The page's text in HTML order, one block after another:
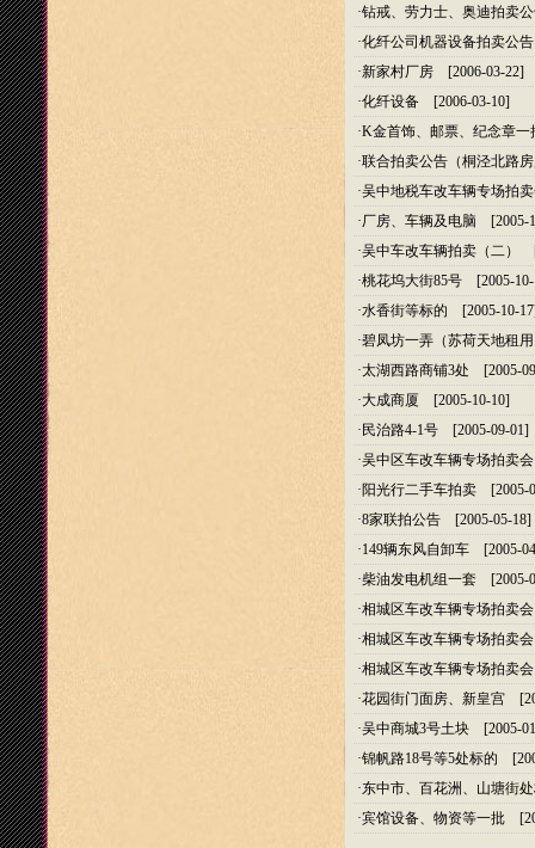
·钻戒、劳力士、奥迪拍卖
·化纤公司机器设备拍卖公告
·新家村厂房 [2006-03-22]
·化纤设备 [2006-03-10]
·K金首饰、邮票、纪念章一
·联合拍卖公告（桐泾北路
·吴中地税车改车辆专场拍
·厂房、车辆及电脑 [2005-
·吴中车改车辆拍卖（二）
·桃花坞大街85号 [2005-
·水香街等标的 [2005-10-
·碧凤坊一弄（苏荷天地租
·太湖西路商铺3处 [2005-
·大成商厦 [2005-10-10]
· 民治路4-1号 [2005-09-01]
·吴中区车改车辆专场拍卖会
·阳光行二手车拍卖 [2005-
·8家联拍公告 [2005-05-18]
·149辆东风自卸车 [2005-
·柴油发电机组一套 [2005-
·相城区车改车辆专场拍卖
·相城区车改车辆专场拍卖
·相城区车改车辆专场拍卖
·花园街门面房、新皇宫
·吴中商城3号土块 [2005-
·锦帆路18号等5处标的
·东中市、百花洲、山塘街
·宾馆设备、物资等一批